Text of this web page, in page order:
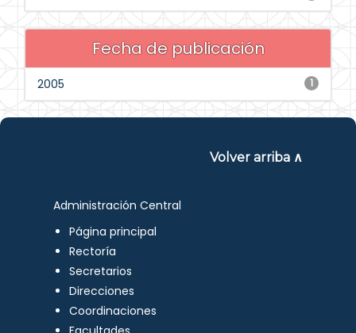
Fecha de publicación
1
2005
Volver arriba ∧
Administración Central
Página principal
Rectoría
Secretarios
Direcciones
Coordinaciones